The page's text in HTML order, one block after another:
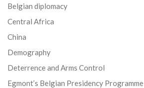
Belgian diplomacy
Central Africa
China
Demography
Deterrence and Arms Control
Egmont’s Belgian Presidency Programme